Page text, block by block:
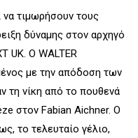
τιμωρήσουν τους
δύναμης στον αρχηγό
UK. Ο WALTER
με την απόδοση των
τη νίκη από το πουθενά
στον Fabian Aichner. Ο
το τελευταίο γέλιο,